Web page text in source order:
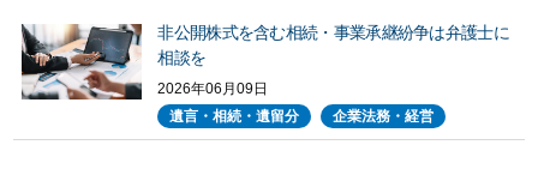
非公開株式を含む相続・事業承継紛争は弁護士に
相談を
2026年06月09日
遺言・相続・遺留分
企業法務・経営